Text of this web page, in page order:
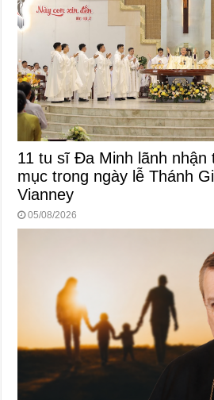
11 tu sĩ Đa Minh lãnh nhận
mục trong ngày lễ Thánh
Vianney
05/08/2026